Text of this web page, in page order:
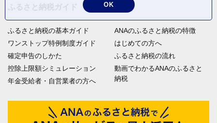
ふるさと納税の基本ガイド
ワンストップ特例制度ガイド
確定申告のしかた
控除上限額シミュレーション
年金受給者・自営業者の方へ
ANAのふるさと納税の特徴
はじめての方へ
ふるさと納税の流れ
動画でわかるANAのふるさと
納税
OK